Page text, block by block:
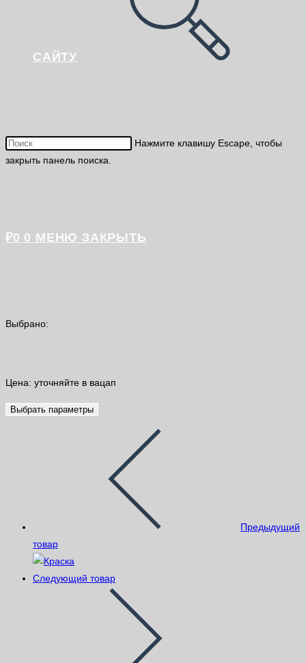
САЙТУ
Нажмите клавишу Escape, чтобы
закрыть панель поиска.
₽0 0 МЕНЮ ЗАКРЫТЬ
Выбрано:
Цена: уточняйте в вацап
Выбрать параметры
Предыдущий
товар
Следующий товар